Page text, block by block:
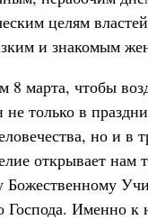
целям
и знакомым
8 марта, чтобы
только в
но и в
открывает нам
Господа. Именно